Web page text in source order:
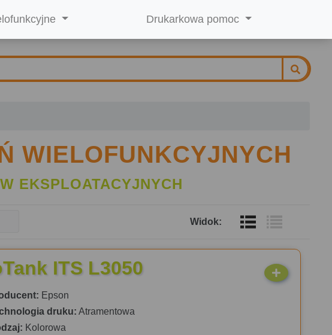
Drukarkowa pomoc
WIELOFUNKCYJNYCH
EKSPLOATACYJNYCH
Widok:
ITS L3050
Epson
druku: Atramentowa
Kolorowa